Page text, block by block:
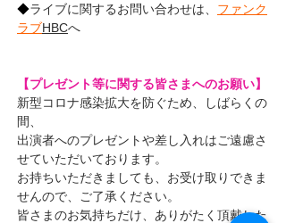
◆ライブに関するお問い合わせは、 ファンク
ラブHBCへ
【プレゼント等に関する皆さまへのお願い】
新型コロナ感染拡大を防ぐため、しばらくの
間、
出演者へのプレゼントや差し入れはご遠慮さ
せていただいております。
お持ちいただきましても、お受け取りできま
せんので、ご了承ください。
皆さまのお気持ちだけ、ありがたく頂戴した